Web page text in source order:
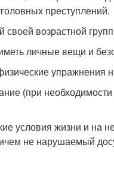
преступлений.
своей возрастной
личные вещи и
упражнения
(при
условия жизни и на
не нарушаемый